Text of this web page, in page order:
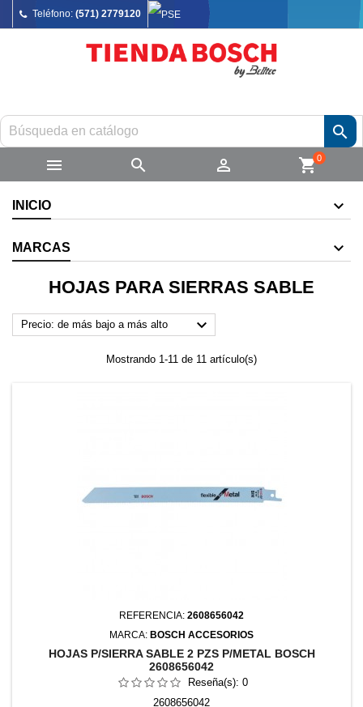
Teléfono: (571) 2779120


  shopping_cart0
INICIO
MARCAS
HOJAS PARA SIERRAS SABLE
Precio: de más bajo a más alto 
Mostrando 1-11 de 11 artículo(s)
REFERENCIA: 2608656042
MARCA: BOSCH ACCESORIOS
HOJAS P/SIERRA SABLE 2 PZS P/METAL BOSCH
2608656042
Reseña(s): 0
2608656042